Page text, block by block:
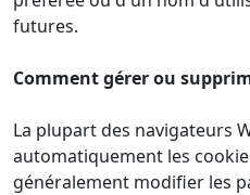
futures.
Comment gérer ou
La plupart des navigateurs
automatiquement les
généralement modifier les